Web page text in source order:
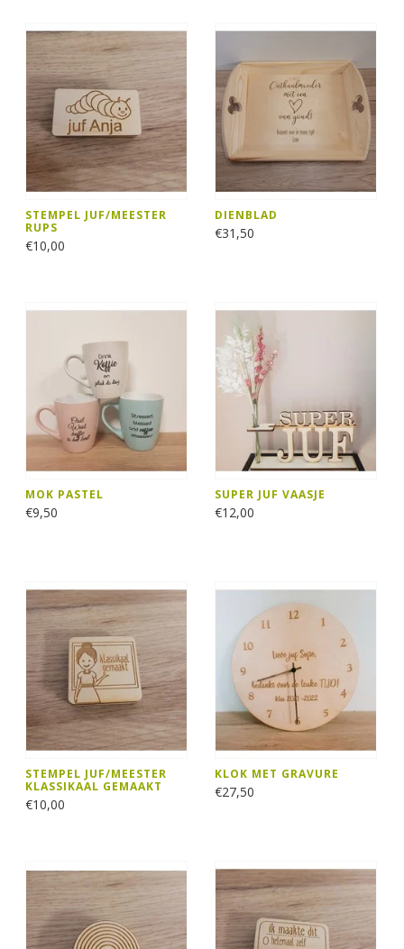
STEMPEL JUF/MEESTER
RUPS
€10,00
DIENBLAD
€31,50
MOK PASTEL
€9,50
SUPER JUF VAASJE
€12,00
STEMPEL JUF/MEESTER
KLASSIKAAL GEMAAKT
€10,00
KLOK MET GRAVURE
€27,50